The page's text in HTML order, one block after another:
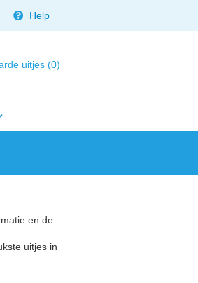
Help
uitjes (0)
en de
uitjes in